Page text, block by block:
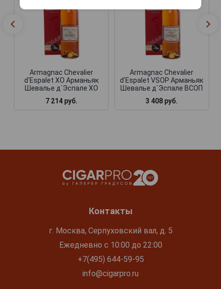
Armagnac Chevalier
d'Espalet XO Арманьяк
Шевалье д`Эспале ХО
7 214 руб.
Armagnac Chevalier
d'Espalet VSOP Арманьяк
Шевалье д`Эспале ВСОП
3 408 руб.
Контакты
г. Москва, Серпуховский вал, д. 5
Ежедневно с 10:00 до 22:00
+7(495) 644-59-95
info@cigarpro.ru